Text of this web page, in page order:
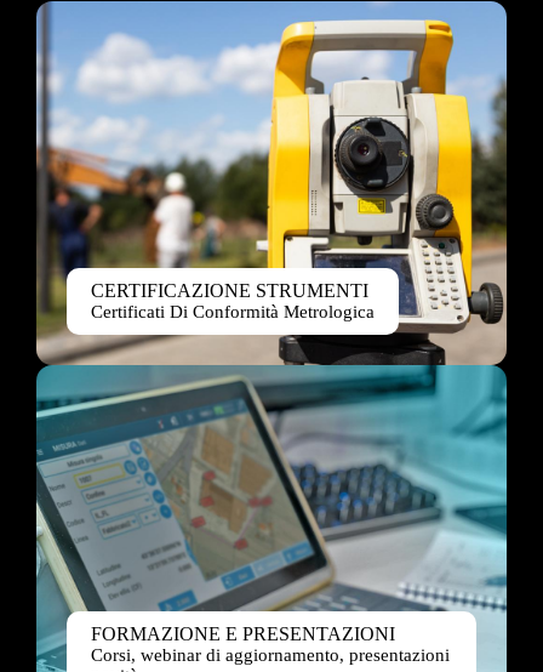
CERTIFICAZIONE STRUMENTI
Certificati Di Conformità Metrologica
FORMAZIONE E PRESENTAZIONI
Corsi, webinar di aggiornamento, presentazioni